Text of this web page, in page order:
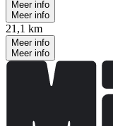
Meer info
Meer info
21,1 km
Meer info
Meer info